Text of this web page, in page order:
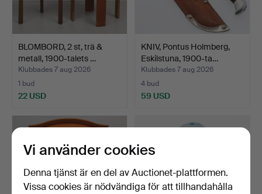
BLOMBORD, 2 st, trä &
metall, 1900-talets …
Klubbades 7 aug 2026
1 bud
22 USD
KNIV, Pontus Holmberg,
Eskilstuna, 1900-ta…
Klubbades 7 aug 2026
4 bud
59 USD
Vi använder cookies
Denna tjänst är en del av Auctionet-plattformen.
Vissa cookies är nödvändiga för att tillhandahålla